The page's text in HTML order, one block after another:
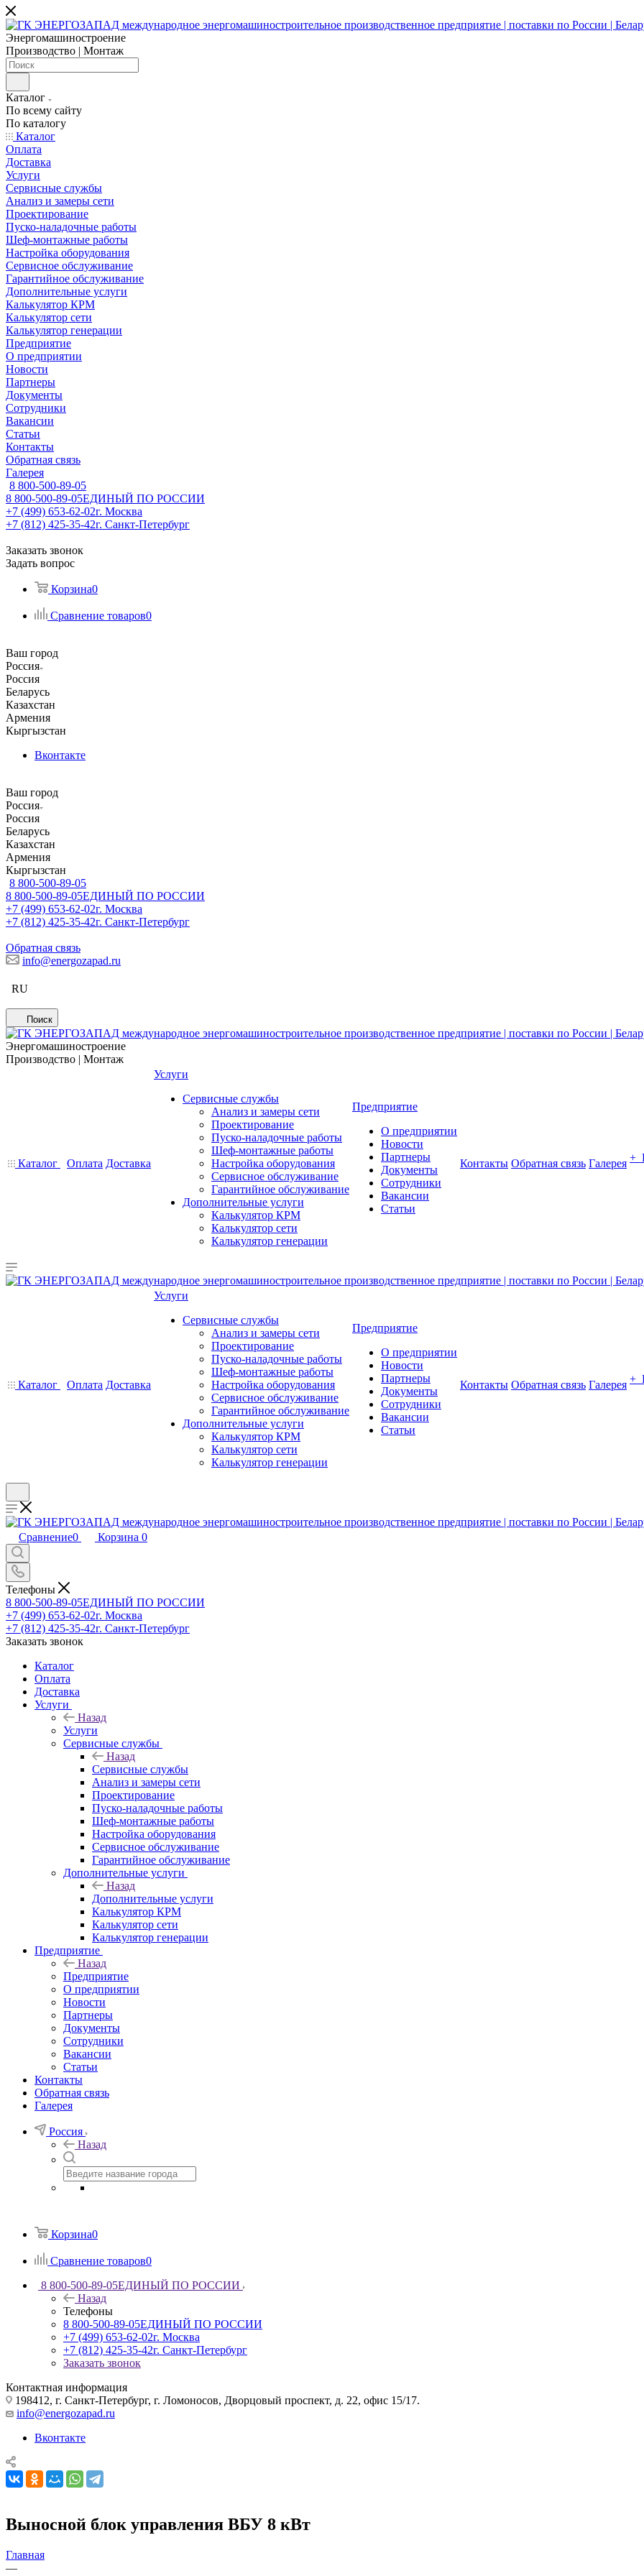
Энергомашиностроение
Производство | Монтаж
Каталог
По всему сайту
По каталогу
Каталог
Оплата
Доставка
Услуги
Сервисные службы
Анализ и замеры сети
Проектирование
Пуско-наладочные работы
Шеф-монтажные работы
Настройка оборудования
Сервисное обслуживание
Гарантийное обслуживание
Дополнительные услуги
Калькулятор КРМ
Калькулятор сети
Калькулятор генерации
Предприятие
О предприятии
Новости
Партнеры
Документы
Сотрудники
Вакансии
Статьи
Контакты
Обратная связь
Галерея
8 800-500-89-05
8 800-500-89-05ЕДИНЫЙ ПО РОССИИ
+7 (499) 653-62-02г. Москва
+7 (812) 425-35-42г. Санкт-Петербург
Заказать звонок
Задать вопрос
Корзина0
Сравнение товаров0
Ваш город
Россия
Россия
Беларусь
Казахстан
Армения
Кыргызстан
Вконтакте
Ваш город
Россия
Россия
Беларусь
Казахстан
Армения
Кыргызстан
8 800-500-89-05
8 800-500-89-05ЕДИНЫЙ ПО РОССИИ
+7 (499) 653-62-02г. Москва
+7 (812) 425-35-42г. Санкт-Петербург
Обратная связь
info@energozapad.ru
RU
Поиск
Энергомашиностроение
Производство | Монтаж
Каталог Оплата Доставка
Услуги
Сервисные службы
Анализ и замеры сети
Проектирование
Пуско-наладочные работы
Шеф-монтажные работы
Настройка оборудования
Сервисное обслуживание
Гарантийное обслуживание
Дополнительные услуги
Калькулятор КРМ
Калькулятор сети
Калькулятор генерации
Предприятие
О предприятии
Новости
Партнеры
Документы
Сотрудники
Вакансии
Статьи
Контакты Обратная связь Галерея +
Каталог Оплата Доставка
Услуги
Сервисные службы
Анализ и замеры сети
Проектирование
Пуско-наладочные работы
Шеф-монтажные работы
Настройка оборудования
Сервисное обслуживание
Гарантийное обслуживание
Дополнительные услуги
Калькулятор КРМ
Калькулятор сети
Калькулятор генерации
Предприятие
О предприятии
Новости
Партнеры
Документы
Сотрудники
Вакансии
Статьи
Контакты Обратная связь Галерея +
Сравнение0 Корзина 0
Телефоны
8 800-500-89-05ЕДИНЫЙ ПО РОССИИ
+7 (499) 653-62-02г. Москва
+7 (812) 425-35-42г. Санкт-Петербург
Заказать звонок
Каталог
Оплата
Доставка
Услуги
Назад
Услуги
Сервисные службы
Назад
Сервисные службы
Анализ и замеры сети
Проектирование
Пуско-наладочные работы
Шеф-монтажные работы
Настройка оборудования
Сервисное обслуживание
Гарантийное обслуживание
Дополнительные услуги
Назад
Дополнительные услуги
Калькулятор КРМ
Калькулятор сети
Калькулятор генерации
Предприятие
Назад
Предприятие
О предприятии
Новости
Партнеры
Документы
Сотрудники
Вакансии
Статьи
Контакты
Обратная связь
Галерея
Россия
Назад
Корзина0
Сравнение товаров0
8 800-500-89-05ЕДИНЫЙ ПО РОССИИ
Назад
Телефоны
8 800-500-89-05ЕДИНЫЙ ПО РОССИИ
+7 (499) 653-62-02г. Москва
+7 (812) 425-35-42г. Санкт-Петербург
Заказать звонок
Контактная информация
198412, г. Санкт-Петербург, г. Ломоносов, Дворцовый проспект, д. 22, офис 15/17.
info@energozapad.ru
Вконтакте
Выносной блок управления ВБУ 8 кВт
Главная
—